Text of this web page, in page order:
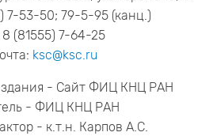
7-53-50; 79-5-95 (канц.)
(81555) 7-64-25
ksc@ksc.ru
- Сайт ФИЦ КНЦ РАН
- ФИЦ КНЦ РАН
- к.т.н. Карпов А.С.